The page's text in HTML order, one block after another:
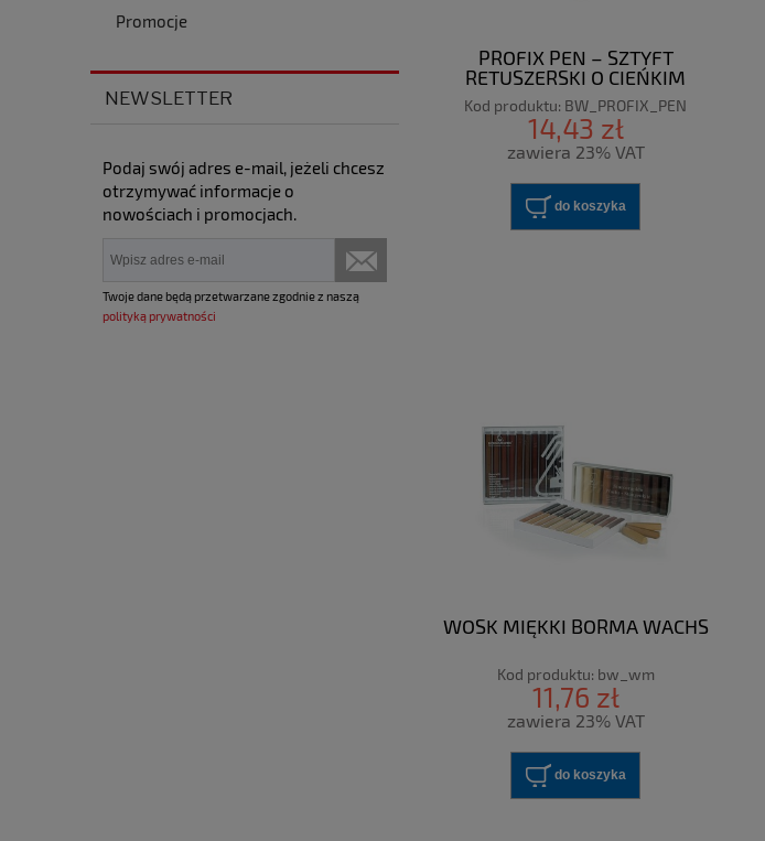
Promocje
NEWSLETTER
Podaj swój adres e-mail, jeżeli chcesz
otrzymywać informacje o
nowościach i promocjach.
Twoje dane będą przetwarzane zgodnie z naszą
polityką prywatności
PROFIX PEN – SZTYFT
RETUSZERSKI O CIEŃKIM
ZAKOŃCZENIU BORMA WACHS
Kod produktu: BW_PROFIX_PEN
14,43 zł
zawiera 23% VAT
do koszyka
WOSK MIĘKKI BORMA WACHS
Kod produktu: bw_wm
11,76 zł
zawiera 23% VAT
do koszyka